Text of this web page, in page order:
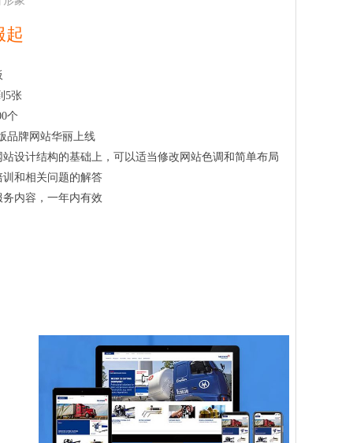
起
5张
个
品牌网站华丽上线
设计结构的基础上，可以适当修改网站色调和简单布局
和相关问题的解答
内容，一年内有效